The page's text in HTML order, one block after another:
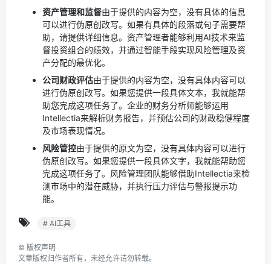
资产管理和监督由于提供的内容为空，没有具体的信息
可以进行伪原创改写。如果有具体的段落或句子需要帮
助，请提供详细信息。 资产管理者能够利用AI技术来监
督投资组合的绩效，并通过智能手段实现风险管理及资
产分配的最优化。
公司财政评估由于提供的内容为空，没有具体内容可以
进行伪原创改写。如果您提供一段具体文本，我就能帮
助您完成这项任务了。 企业的财务分析师能够运用
Intellectia来解析财务报告，并预估公司的财政稳健程度
及市场表现情况。
风险管控由于提供的原文为空，没有具体内容可以进行
伪原创改写。如果您提供一段具体文字，我就能帮助您
完成这项任务了。 风险管理团队能够借助Intellectia来检
测市场中的潜在威胁，并执行压力评估与警报提示功
能。
# AI工具
© 版权声明
文章版权归作者所有，未经允许请勿转载。